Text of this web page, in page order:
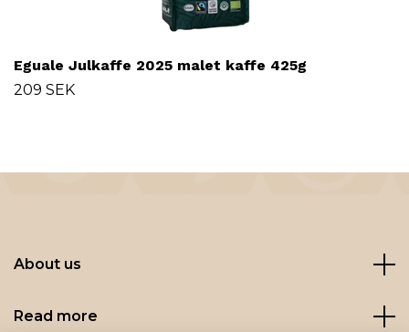
Eguale Julkaffe 2025 malet kaffe 425g
209 SEK
About us
Read more